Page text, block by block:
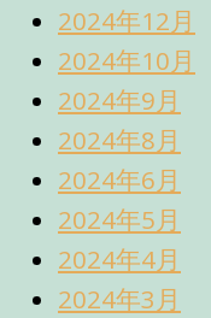
2024年12月
2024年10月
2024年9月
2024年8月
2024年6月
2024年5月
2024年4月
2024年3月